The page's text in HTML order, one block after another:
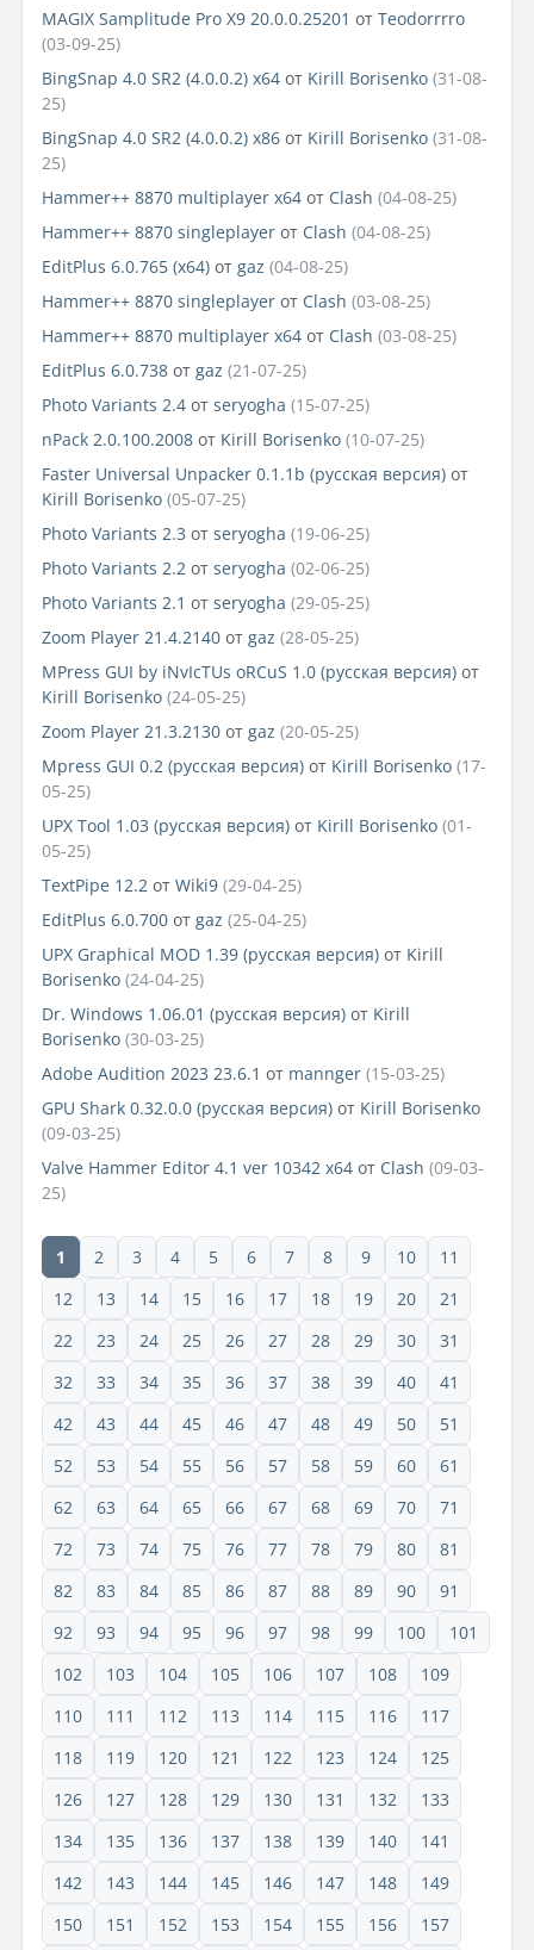
MAGIX Samplitude Pro X9 20.0.0.25201 от Teodorrrro
(03-09-25)
BingSnap 4.0 SR2 (4.0.0.2) x64 от Kirill Borisenko (31-08-
25)
BingSnap 4.0 SR2 (4.0.0.2) x86 от Kirill Borisenko (31-08-
25)
Hammer++ 8870 multiplayer x64 от Clash (04-08-25)
Hammer++ 8870 singleplayer от Clash (04-08-25)
EditPlus 6.0.765 (x64) от gaz (04-08-25)
Hammer++ 8870 singleplayer от Clash (03-08-25)
Hammer++ 8870 multiplayer x64 от Clash (03-08-25)
EditPlus 6.0.738 от gaz (21-07-25)
Photo Variants 2.4 от seryogha (15-07-25)
nPack 2.0.100.2008 от Kirill Borisenko (10-07-25)
Faster Universal Unpacker 0.1.1b (русская версия) от
Kirill Borisenko (05-07-25)
Photo Variants 2.3 от seryogha (19-06-25)
Photo Variants 2.2 от seryogha (02-06-25)
Photo Variants 2.1 от seryogha (29-05-25)
Zoom Player 21.4.2140 от gaz (28-05-25)
MPress GUI by iNvIcTUs oRCuS 1.0 (русская версия) от
Kirill Borisenko (24-05-25)
Zoom Player 21.3.2130 от gaz (20-05-25)
Mpress GUI 0.2 (русская версия) от Kirill Borisenko (17-
05-25)
UPX Tool 1.03 (русская версия) от Kirill Borisenko (01-
05-25)
TextPipe 12.2 от Wiki9 (29-04-25)
EditPlus 6.0.700 от gaz (25-04-25)
UPX Graphical MOD 1.39 (русская версия) от Kirill
Borisenko (24-04-25)
Dr. Windows 1.06.01 (русская версия) от Kirill
Borisenko (30-03-25)
Adobe Audition 2023 23.6.1 от mannger (15-03-25)
GPU Shark 0.32.0.0 (русская версия) от Kirill Borisenko
(09-03-25)
Valve Hammer Editor 4.1 ver 10342 x64 от Clash (09-03-
25)
1 2 3 4 5 6 7 8 9 10
11
12
13 14 15 16 17 18 19 20
21
22
23 24 25 26 27 28 29 30
31
32
33 34 35 36 37 38 39 40
41
42
43 44 45 46 47 48 49 50
51
52
53 54 55 56 57 58 59 60
61
62
63 64 65 66 67 68 69 70
71
72
73 74 75 76 77 78 79 80
81
82
83 84 85 86 87 88 89 90
91
92
93 94 95 96 97 98 99 100
101
102
103 104 105 106 107 108
109
110
111 112 113 114 115 116
117
118
119 120 121 122 123 124
125
126
127 128 129 130 131 132
133
134
135 136 137 138 139 140
141
142
143 144 145 146 147 148
149
150
151 152 153 154 155 156 157